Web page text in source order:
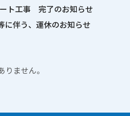
ト工事 完了のお知らせ
に伴う、運休のお知らせ
ません。